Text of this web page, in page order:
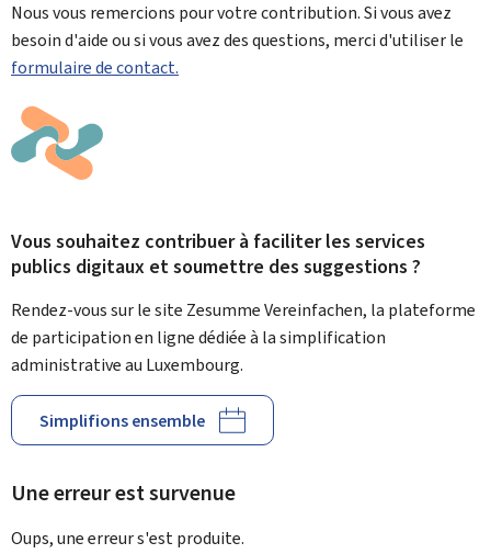
Nous vous remercions pour votre contribution. Si vous avez
besoin d'aide ou si vous avez des questions, merci d'utiliser le
formulaire de contact.
Vous souhaitez contribuer à faciliter les services
publics digitaux et soumettre des suggestions ?
Rendez-vous sur le site Zesumme Vereinfachen, la plateforme
de participation en ligne dédiée à la simplification
administrative au Luxembourg.
Simplifions ensemble
Une erreur est survenue
Oups, une erreur s'est produite.